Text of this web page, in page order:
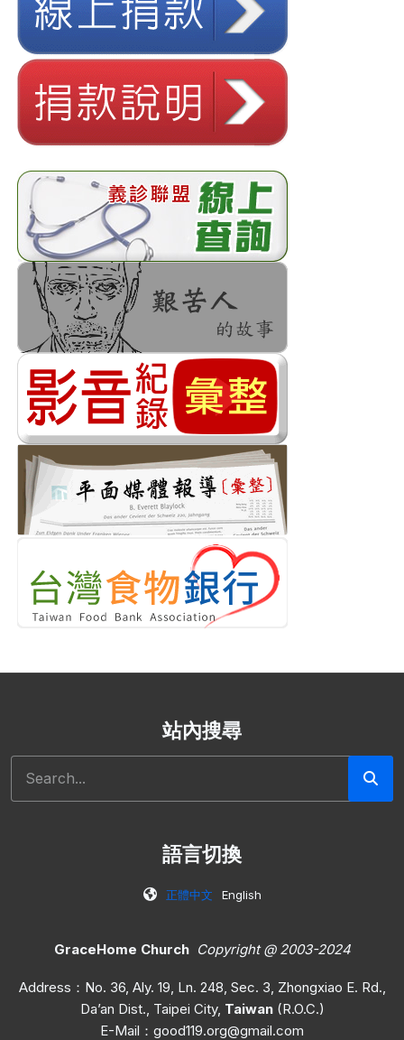
站內搜尋
語言切換
正體中文 English
GraceHome Church Copyright @ 2003-2024
Address：No. 36, Aly. 19, Ln. 248, Sec. 3, Zhongxiao E. Rd.,
Da’an Dist., Taipei City, Taiwan (R.O.C.)
E-Mail： good119.org@gmail.com